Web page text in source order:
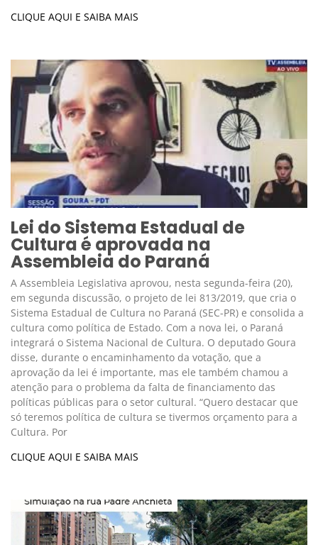
CLIQUE AQUI E SAIBA MAIS
Lei do Sistema Estadual de
Cultura é aprovada na
Assembleia do Paraná
A Assembleia Legislativa aprovou, nesta segunda-feira (20),
em segunda discussão, o projeto de lei 813/2019, que cria o
Sistema Estadual de Cultura no Paraná (SEC-PR) e consolida a
cultura como política de Estado. Com a nova lei, o Paraná
integrará o Sistema Nacional de Cultura. O deputado Goura
disse, durante o encaminhamento da votação, que a
aprovação da lei é importante, mas ele também chamou a
atenção para o problema da falta de financiamento das
políticas públicas para o setor cultural. “Quero destacar que
só teremos política de cultura se tivermos orçamento para a
Cultura. Por
CLIQUE AQUI E SAIBA MAIS